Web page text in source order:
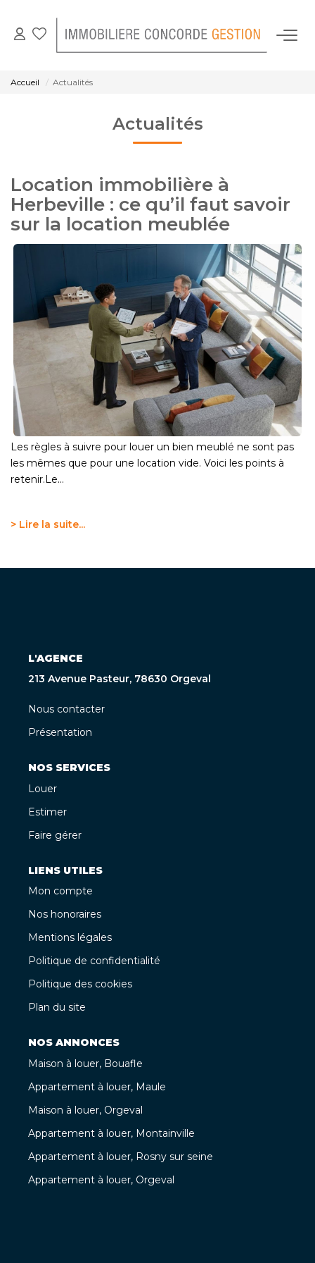
GESTION LOCATIVE
CONTACT
Accueil Actualités
Actualités
Location immobilière à
Herbeville : ce qu’il faut savoir
sur la location meublée
Les règles à suivre pour louer un bien meublé ne sont pas
les mêmes que pour une location vide. Voici les points à
retenir.Le...
> Lire la suite...
L'AGENCE
213 Avenue Pasteur, 78630 Orgeval
Nous contacter
Présentation
NOS SERVICES
Louer
Estimer
Faire gérer
LIENS UTILES
Mon compte
Nos honoraires
Mentions légales
Politique de confidentialité
Politique des cookies
Plan du site
NOS ANNONCES
Maison à louer, Bouafle
Appartement à louer, Maule
Maison à louer, Orgeval
Appartement à louer, Montainville
Appartement à louer, Rosny sur seine
Appartement à louer, Orgeval